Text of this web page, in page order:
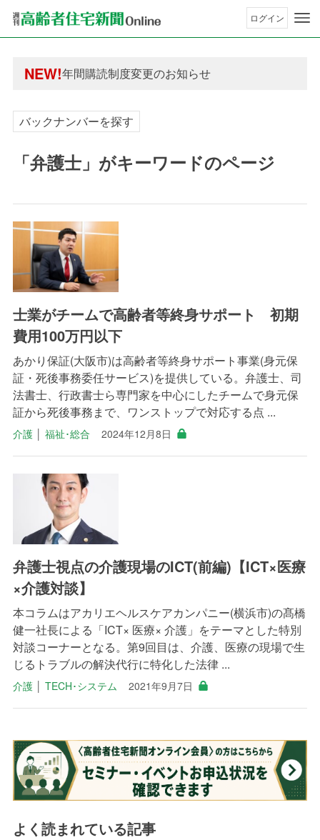
ログイン
NEW!
年間購読制度変更のお知らせ
年間購読制度変更のお知らせ
高齢者住宅新聞 無料会員の皆様へ閲覧本数変更
バックナンバーを探す
「弁護士」がキーワードのページ
士業がチームで高齢者等終身サポート 初期
費用100万円以下
あかり保証(大阪市)は高齢者等終身サポート事業(身元保
証・死後事務委任サービス)を提供している。弁護士、司
法書士、行政書士ら専門家を中心にしたチームで身元保
証から死後事務まで、ワンストップで対応する点 ...
介護│ 福祉･総合 2024年12月8日
弁護士視点の介護現場のICT(前編)【ICT×医療
×介護対談】
本コラムはアカリエヘルスケアカンパニー(横浜市)の髙橋
健一社長による「ICT× 医療× 介護」をテーマとした特別
対談コーナーとなる。第9回目は、介護、医療の現場で生
じるトラブルの解決代行に特化した法律 ...
介護│ TECH･システム 2021年9月7日
よく読まれている記事